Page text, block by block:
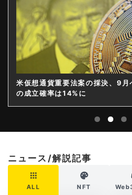
米仮想通貨重要法案の採決、9
の成立確率は14%に
ニュース/解説記事
ALL NFT